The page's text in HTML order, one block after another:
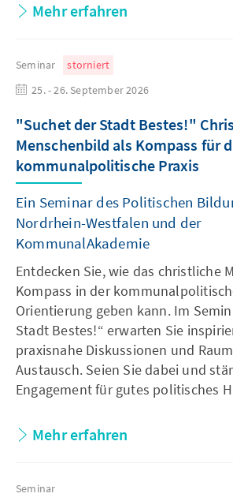
Mehr erfahren
Seminar
storniert
25. - 26. September 2026
"Suchet der Stadt Bestes!"
Menschenbild als Kompass für
kommunalpolitische Praxis
Ein Seminar des Politischen
Nordrhein-Westfalen und der
KommunalAkademie
Entdecken Sie, wie das christliche
Kompass in der
Orientierung geben kann. Im
Stadt Bestes!“ erwarten Sie
praxisnahe Diskussionen und
Austausch. Seien Sie dabei und
Engagement für gutes politisches
Mehr erfahren
Seminar